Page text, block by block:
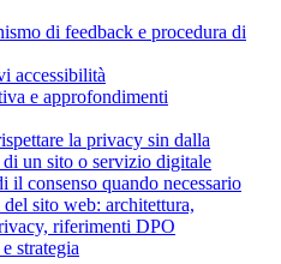
di feedback e procedura di
accessibilità
e approfondimenti
la privacy sin dalla
di un sito o servizio digitale
il consenso quando necessario
sito web: architettura,
riferimenti DPO
strategia